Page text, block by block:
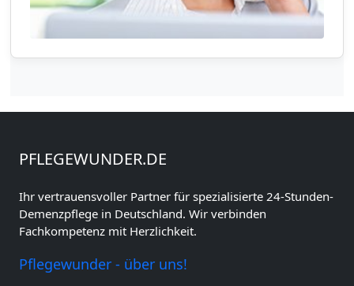
PFLEGEWUNDER.DE
Ihr vertrauensvoller Partner für spezialisierte 24-Stunden-
Demenzpflege in Deutschland. Wir verbinden
Fachkompetenz mit Herzlichkeit.
Pflegewunder - über uns!